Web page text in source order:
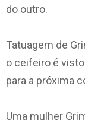
do outro.
Tatuagem de
o ceifeiro é
para a próxima
Uma mulher